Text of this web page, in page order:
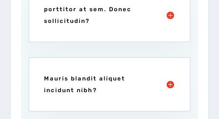
porttitor at sem. Donec
sollicitudin?
Mauris blandit aliquet
incidunt nibh?